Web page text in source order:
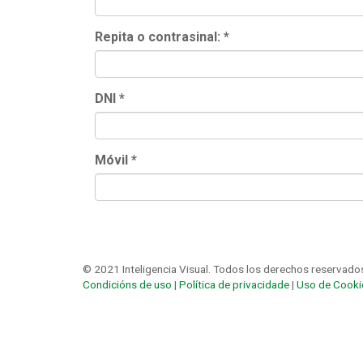
Repita o contrasinal: *
DNI *
Móvil *
© 2021 Inteligencia Visual. Todos los derechos
Condicións de uso | Política de privacidade| Uso de